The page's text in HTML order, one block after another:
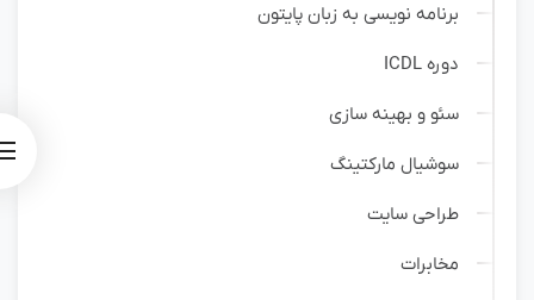
برنامه نویسی به زبان پایتون
دوره ICDL
سئو و بهینه سازی
سوشیال مارکتینگ
طراحی سایت
مخابرات